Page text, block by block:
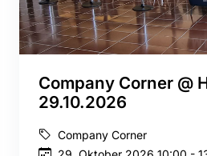
Company Corner @
29.10.2026
Company Corner